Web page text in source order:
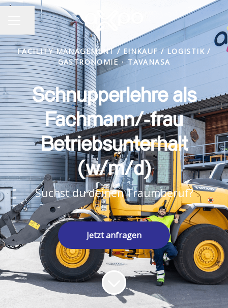
KARRIEREMENÜ
Seite teilen
FACILITY MANAGEMENT / EINKAUF / LOGISTIK /
GASTRONOMIE · TAVANASA
Schnupperlehre als
Fachmann/-frau
Betriebsunterhalt
(w/m/d)
Suchst du deinen Traumberuf?
Jetzt anfragen